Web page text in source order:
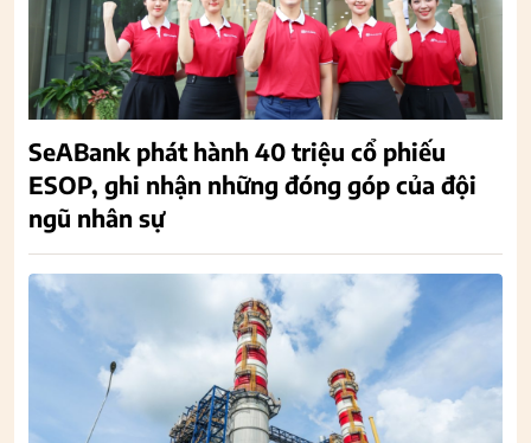
SeABank phát hành 40 triệu cổ phiếu
ESOP, ghi nhận những đóng góp của đội
ngũ nhân sự